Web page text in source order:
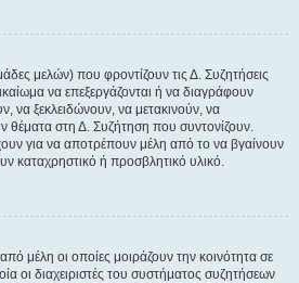
μελών) που φροντίζουν τις Δ. Συζητήσεις
να επεξεργάζονται ή να διαγράφουν
να ξεκλειδώνουν, να μετακινούν, να
θέματα στη Δ. Συζήτηση που συντονίζουν.
για να αποτρέπουν μέλη από το να βγαίνουν
καταχρηστικό ή προσβλητικό υλικό.
μέλη οι οποίες μοιράζουν την κοινότητα σε
οι διαχειριστές του συστήματος συζητήσεων